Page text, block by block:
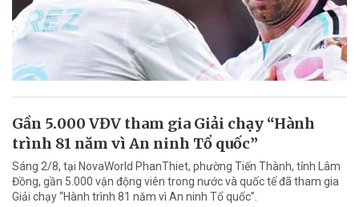
Gần 5.000 VĐV tham gia Giải chạy “Hành
trình 81 năm vì An ninh Tổ quốc”
Sáng 2/8, tại NovaWorld PhanThiet, phường Tiến Thành, tỉnh Lâm
Đồng, gần 5.000 vận động viên trong nước và quốc tế đã tham gia
Giải chạy “Hành trình 81 năm vì An ninh Tổ quốc”.